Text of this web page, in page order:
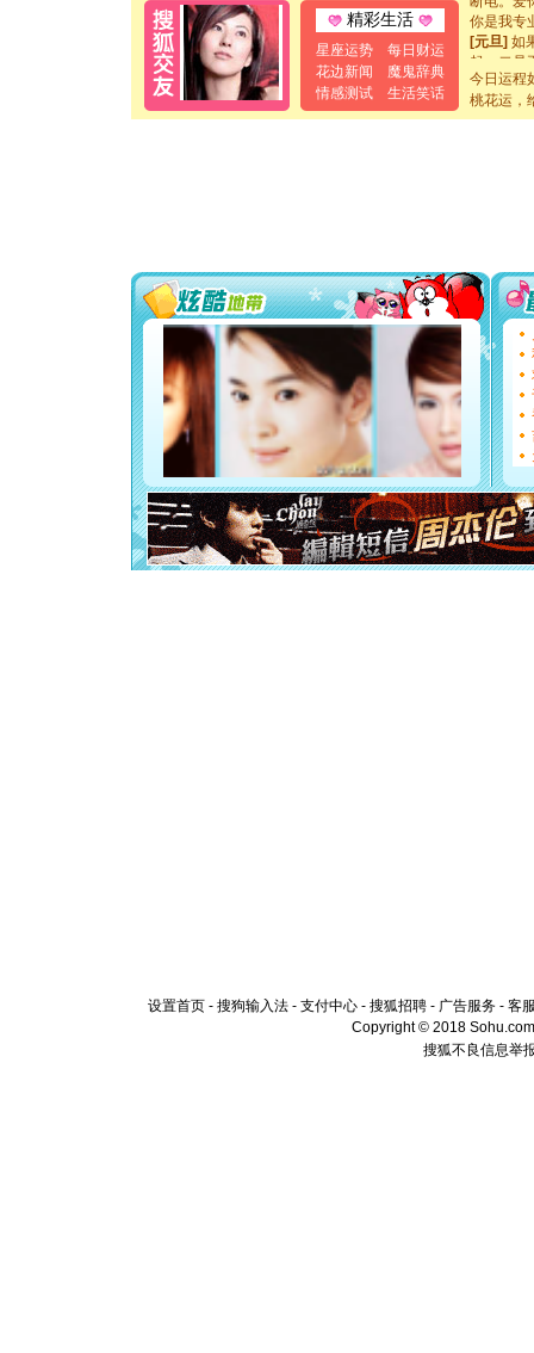
精彩生活
星座运势
每日财运
花边新闻
魔鬼辞典
情感测试
生活笑话
你是我专
[元旦]如
起；二是
离。水晶
[元旦]当
泣，这痛
[圣诞节]
你太多
要平安！
[圣诞节]
能正大
都要快乐
[圣诞节]
如意,快
[元旦]
看
断电。
你是我
[元旦]如
起；二是
离。水晶
[元旦]当
今日运程
桃花运，
设置首页 - 搜狗输入法 - 支付中心 - 搜狐招聘 - 广告服务 - 客
Copyright © 2018
搜狐不良信息举